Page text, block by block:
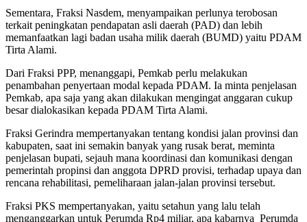
Sementara, Fraksi Nasdem, menyampaikan perlunya terobosan
terkait peningkatan pendapatan asli daerah (PAD) dan lebih
memanfaatkan lagi badan usaha milik daerah (BUMD) yaitu PDAM
Tirta Alami.
Dari Fraksi PPP, menanggapi, Pemkab perlu melakukan
penambahan penyertaan modal kepada PDAM. Ia minta penjelasan
Pemkab, apa saja yang akan dilakukan mengingat anggaran cukup
besar dialokasikan kepada PDAM Tirta Alami.
Fraksi Gerindra mempertanyakan tentang kondisi jalan provinsi dan
kabupaten, saat ini semakin banyak yang rusak berat, meminta
penjelasan bupati, sejauh mana koordinasi dan komunikasi dengan
pemerintah propinsi dan anggota DPRD provisi, terhadap upaya dan
rencana rehabilitasi, pemeliharaan jalan-jalan provinsi tersebut.
Fraksi PKS mempertanyakan, yaitu setahun yang lalu telah
menganggarkan untuk Perumda Rp4 miliar, apa kabarnya Perumda